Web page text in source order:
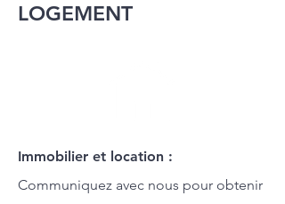
LOGEMENT
Immobilier et location :
Communiquez avec nous pour obtenir